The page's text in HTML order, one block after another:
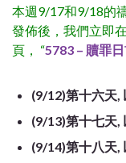
本週9/17和9/18的
發佈後，我們立即
頁， “5783 – 贖罪
(9/12)第十六天,
(9/13)第十七天,
(9/14)第十八天,